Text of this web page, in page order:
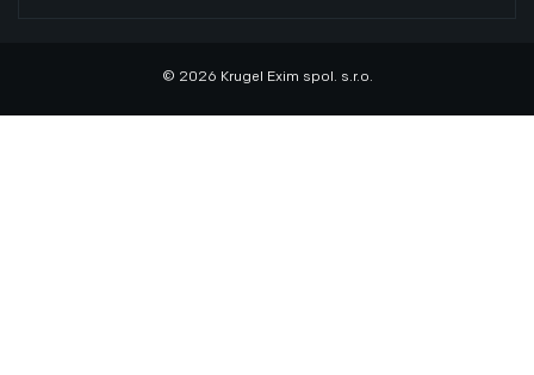
© 2026 Krugel Exim spol. s.r.o.